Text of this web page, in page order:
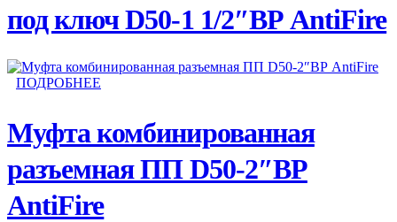
под ключ D50-1 1/2″ВР AntiFire
ПОДРОБНЕЕ
Муфта комбинированная
разъемная ПП D50-2″ВР
AntiFire